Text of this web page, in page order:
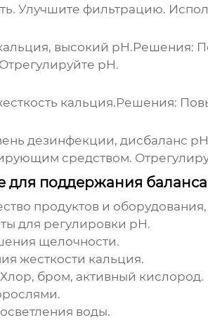
Улучшите фильтрацию.
высокий pH.Решения:
pH.
кальция.Решения:
дезинфекции, дисбаланс
средством.
для поддержания
продуктов и
для регулировки pH.
щелочности.
жесткости кальция.
Хлор, бром, активный кислород.
воды.